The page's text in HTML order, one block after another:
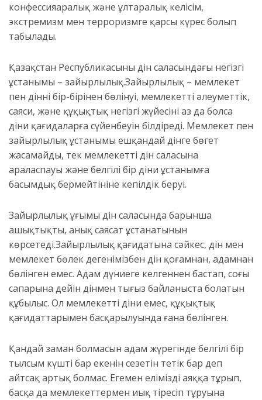
конфессияаралық және ұлтаралық келісім,
экстремизм мен терроризмге қарсы күрес болып
табылады.
Қазақстан Республикасының дін саласындағы негізгі
ұстанымы – зайырлылық.Зайырлылық – мемлекет
пен діннің бір-бірінен бөлінуі, мемлекеттің әлеуметтік,
саяси, және құқықтық негізгі жүйесінің аз да болса
діни қағидаларға сүйенбеуін білдіреді. Мемлекет пен
зайырлылық ұстанымы ешқандай дінге бөгет
жасамайды, тек мемлекеттің дін саласына
араласпауы және белгілі бір діни ұстанымға
басымдық бермейтініне кепілдік беруі.
Зайырлылық ұғымы дін саласында барынша
ашықтықты, анық саясат ұстанатынын
көрсетеді.Зайырлылық қағидатына сәйкес, дін мен
мемлекет бөлек дегенімізбен дін қоғамнан, адамнан
бөлінген емес. Адам дүниеге келгеннен бастап, соңғы
сапарына дейін дінмен тығыз байланыста болатын
құбылыс. Ол мемлекеттің діни емес, құқықтық
қағидаттарымен басқарылуында ғана бөлінген.
Қандай заман болмасын адам жүрегінде белгілі бір
тылсым күштің бар екенін сезетін тетік бар деп
айтсақ артық болмас. Егемен еліміздің аяққа тұрып,
басқа да мемлекеттермен иық тіресіп тұруына